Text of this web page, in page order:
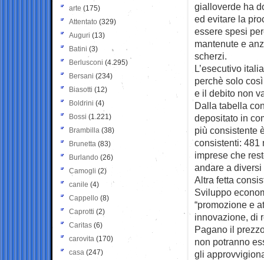
gialloverde ha
ed evitare la
essere spesi
mantenute e
scherzi.
L’esecutivo
perchè solo
e il debito non
Dalla tabella
depositato in
più consistente
consistenti:
imprese che
andare a diversi
Altra fetta
Sviluppo
“promozione e
innovazione, di
Pagano il
non potranno
gli
arte (175)
Attentato (329)
Auguri (13)
Batini (3)
Berlusconi (4.295)
Bersani (234)
Biasotti (12)
Boldrini (4)
Bossi (1.221)
Brambilla (38)
Brunetta (83)
Burlando (26)
Camogli (2)
canile (4)
Cappello (8)
Caprotti (2)
Caritas (6)
carovita (170)
casa (247)